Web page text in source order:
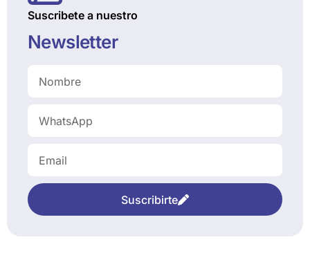
Suscribete a nuestro
Newsletter
Suscribirte